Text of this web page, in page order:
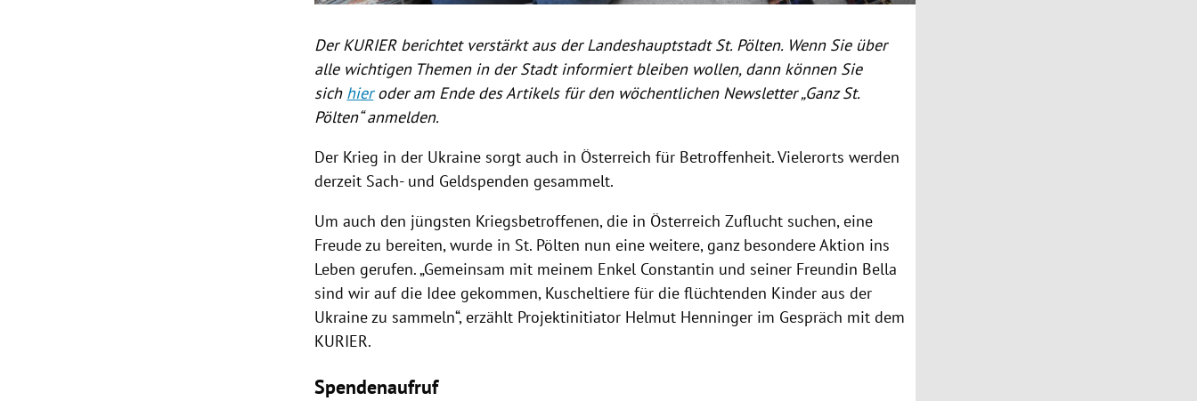
Der KURIER berichtet verstärkt aus der Landeshauptstadt St. Pölten. Wenn Sie über
alle wichtigen Themen in der Stadt informiert bleiben wollen, dann können Sie
sich hieroder am Ende des Artikels für den wöchentlichen Newsletter „Ganz St.
Pölten“ anmelden.
Der Krieg in der Ukraine sorgt auch in Österreich für Betroffenheit. Vielerorts werden
derzeit Sach- und Geldspenden gesammelt.
Um auch den jüngsten Kriegsbetroffenen, die in Österreich Zuflucht suchen, eine
Freude zu bereiten, wurde in St. Pölten nun eine weitere, ganz besondere Aktion ins
Leben gerufen.„Gemeinsam mit meinem Enkel Constantin und seiner Freundin Bella
sind wir auf die Idee gekommen, Kuscheltiere für die flüchtenden Kinder aus der
Ukraine zu sammeln“, erzählt Projektinitiator Helmut Henninger im Gespräch mit dem
KURIER.
Spendenaufruf